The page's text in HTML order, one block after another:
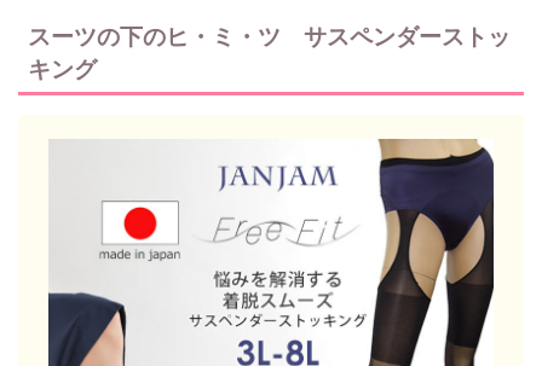
スーツの下のヒ・ミ・ツ サスペンダーストッ
キング